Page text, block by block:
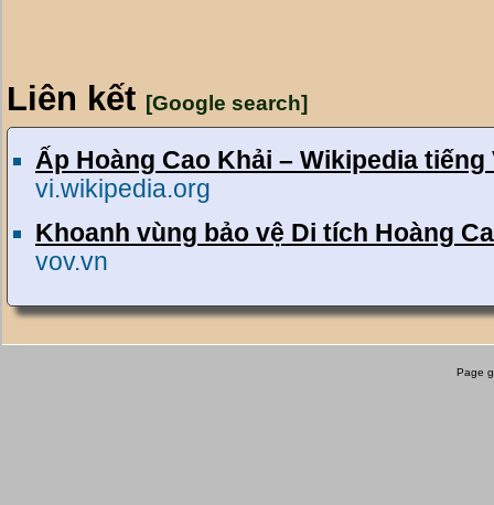
Liên kết [Google search]
Ấp Hoàng Cao Khải – Wikipedia tiếng
vi.wikipedia.org
Khoanh vùng bảo vệ Di tích Hoàng
vov.vn
Page